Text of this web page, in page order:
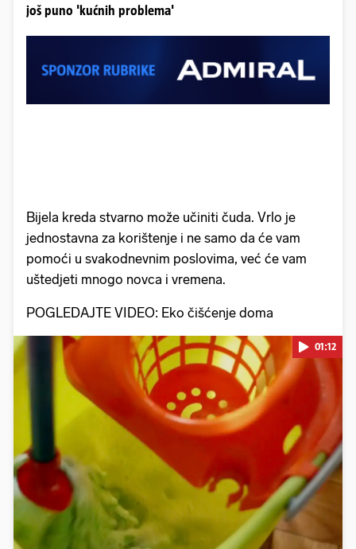
još puno 'kućnih problema'
Bijela kreda stvarno može učiniti čuda. Vrlo je
jednostavna za korištenje i ne samo da će vam
pomoći u svakodnevnim poslovima, već će vam
uštedjeti mnogo novca i vremena.
POGLEDAJTE VIDEO: Eko čišćenje doma
Pokretanje videa...
01:12